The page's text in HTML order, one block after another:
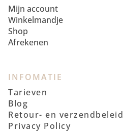
Mijn account
Winkelmandje
Shop
Afrekenen
INFOMATIE
Tarieven
Blog
Retour- en verzendbeleid
Privacy Policy